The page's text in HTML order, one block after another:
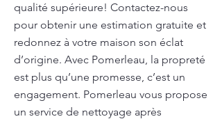
qualité supérieure! Contactez-nous
pour obtenir une estimation gratuite et
redonnez à votre maison son éclat
d’origine. Avec Pomerleau, la propreté
est plus qu’une promesse, c’est un
engagement. Pomerleau vous propose
un service de nettoyage après